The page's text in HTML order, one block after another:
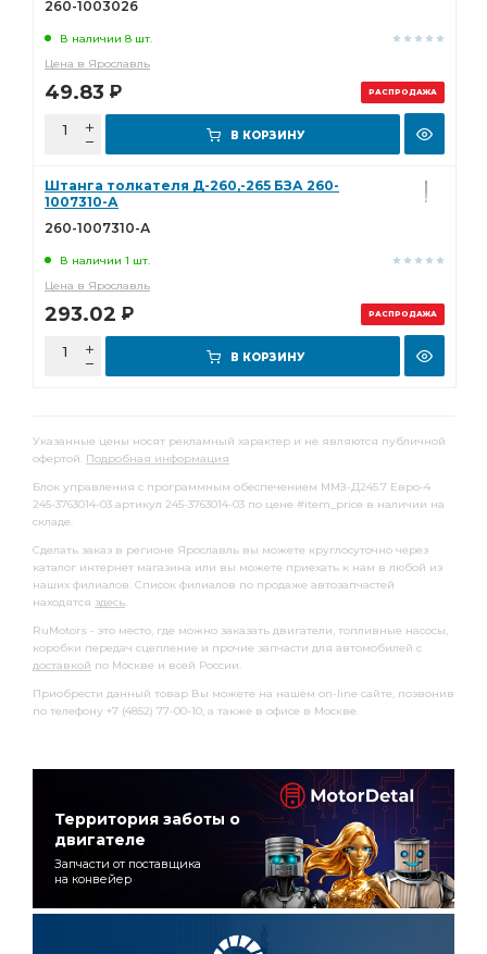
РАСПРОДАЖА
260-1003026
В наличии 8 шт.
Цена в Ярославль
49.83 Р
В КОРЗИНУ
РАСПРОДАЖА
Штанга толкателя Д-260,-265 БЗА 260-
1007310-А
260-1007310-А
В наличии 1 шт.
Цена в Ярославль
293.02 Р
В КОРЗИНУ
Указанные цены носят рекламный характер и не являются публичной
офертой. Подробная информация
Блок управления с программным обеспечением ММЗ-Д245.7 Евро-4
245-3763014-03 артикул 245-3763014-03 по цене #item_price в наличии на
складе.
Сделать заказ в регионе Ярославль вы можете круглосуточно через
каталог интернет магазина или вы можете приехать к нам в любой из
наших филиалов. Список филиалов по продаже автозапчастей
находятся здесь.
RuMotors - это место, где можно заказать двигатели, топливные насосы,
коробки передач сцепление и прочие запчасти для автомобилей с
доставкой по Москве и всей России.
Приобрести данный товар Вы можете на нашем on-line сайте, позвонив
по телефону +7 (4852) 77-00-10, а также в офисе в Москве.
Территория заботы о
двигателе
Запчасти от поставщика
на конвейер